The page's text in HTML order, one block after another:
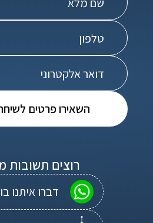
השאירו פרטים
רוצים תשובות
דברו איתנו